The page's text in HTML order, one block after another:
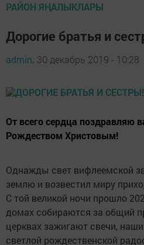
РАЙОН ЯҢАЛЫКЛАРЫ
Дорогие братья и
admin, 30 декабрь 2019 - 10:28
От всего сердца поздравляю
Рождеством Христовым!
Однажды свет вифлеемской
землю и возвестил миру
С той великой ночи прошло
домах собираются за общий
церквах зажигают свечи,
светлой рождественской